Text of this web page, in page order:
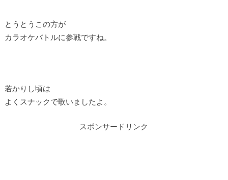
とうとうこの方が
カラオケバトルに参戦ですね。
若かりし頃は
よくスナックで歌いましたよ。
スポンサードリンク